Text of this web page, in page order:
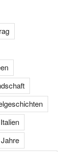
Italien